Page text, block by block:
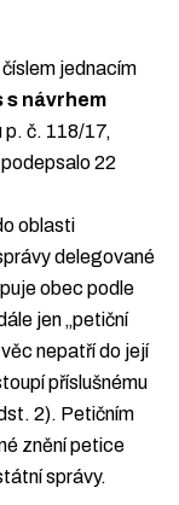
jednacím
s návrhem
p. č. 118/17,
22
oblasti
delegované
obec podle
jen „petiční
nepatří do její
příslušnému
2). Petičním
znění petice
správy.